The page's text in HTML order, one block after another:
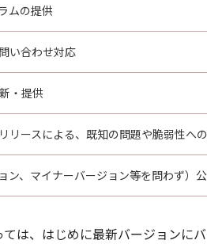
ムの提供
い合わせ対応
・提供
リースによる、既知の問題や脆弱性へ
ン、マイナーバージョン等を問わず）
は、はじめに最新バージョンに